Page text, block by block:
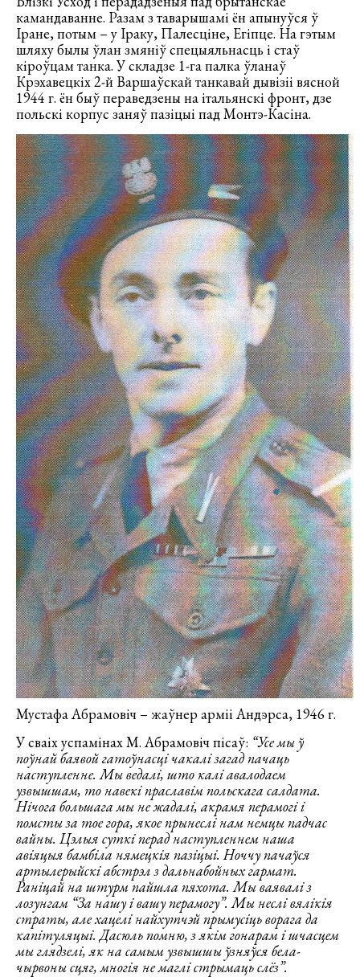
камандаванне. Разам з таварышамі ён апынуўся ў
Іране, потым – у Іраку, Палесціне, Егіпце. На гэтым
шляху былы ўлан змяніў спецыяльнасць і стаў
кіроўцам танка. У складзе 1-га палка ўланаў
Крэхавецкіх 2-й Варшаўскай танкавай дывізіі вясной
1944 г. ён быў пераведзены на італьянскі фронт, дзе
польскі корпус заняў пазіцыі пад Монтэ-Касіна.
Мустафа Абрамовіч – жаўнер арміі Андэрса, 1946 г.
У сваіх успамінах М. Абрамовіч пісаў: “Усе мы ў
поўнай баявой гатоўнасці чакалі загад пачаць
наступленне. Мы ведалі, што калі авалодаем
узвышшам, то навекі праславім польскага салдата.
Нічога большага мы не жадалі, акрамя перамогі і
помсты за тое гора, якое прынеслі нам немцы падчас
вайны. Цэлыя суткі перад наступленнем наша
авіяцыя бамбіла нямецкія пазіцыі. Ноччу пачаўся
артылерыйскі абстрэл з дальнабойных гармат.
Раніцай на штурм пайшла пяхота. Мы ваявалі з
лозунгам “За нашу і вашу перамогу”. Мы неслі вялікія
страты, але хацелі найхутчэй прымусіць ворага да
капітуляцыі. Дасюль помню, з якім гонарам і шчасцем
мы глядзелі, як на самым узвышшы ўзняўся бела-
чырвоны сцяг, многія не маглі стрымаць слёз”.